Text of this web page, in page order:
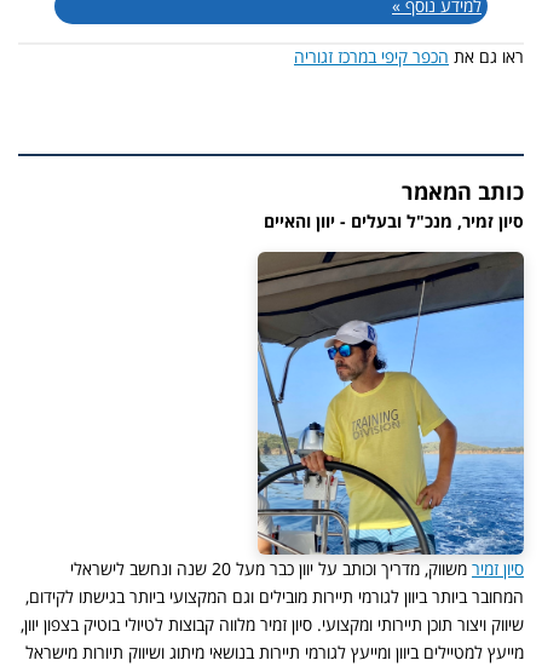
למידע נוסף »
ראו גם את הכפר קיפי במרכז זגוריה
כותב המאמר
סיון זמיר, מנכ"ל ובעלים - יוון והאיים
סיון זמיר
משווק, מדריך וכותב על יוון כבר מעל 20 שנה ונחשב לישראלי
המחובר ביותר ביוון לגורמי תיירות מובילים וגם המקצועי ביותר בגישתו לקידום,
שיווק ויצור תוכן תיירותי ומקצועי. סיון זמיר מלווה קבוצות לטיולי בוטיק בצפון יוון,
מייעץ למטיילים ביוון ומייעץ לגורמי תיירות בנושאי מיתוג ושיווק תיורות מישראל